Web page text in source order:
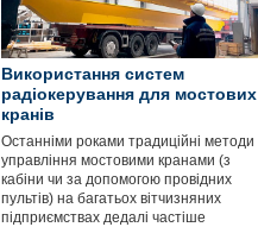
Використання систем
радіокерування для мостових
кранів
Останніми роками традиційні методи
управління мостовими кранами (з
кабіни чи за допомогою провідних
пультів) на багатьох вітчизняних
підприємствах дедалі частіше